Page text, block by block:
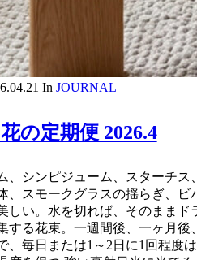
In JOURNAL
の定期便 2026.4
、シンピジューム、スターチ
、スモークグラスの揺らぎ、
しい。水を切れば、そのまま
する花束。一週間後、一ヶ月
、毎日または1～2日に1回程度